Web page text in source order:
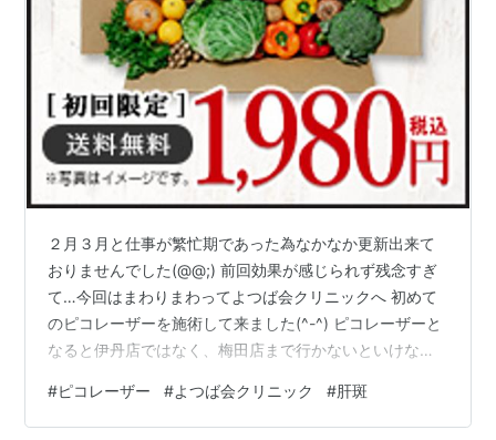
２月３月と仕事が繁忙期であった為なかなか更新出来て
おりませんでした(@@;) 前回効果が感じられず残念すぎ
て…今回はまわりまわってよつば会クリニックへ 初めて
のピコレーザーを施術して来ました(^-^) ピコレーザーと
なると伊丹店ではなく、梅田店まで行かないといけない
ので事前に順路をチェックし、 「私梅田詳しいですわ
よ」感を出して行って来ました(^_^)b レーザーなのです
#ピコレーザー #よつば会クリニック #肝斑